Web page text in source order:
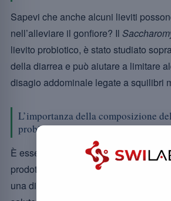
Sapevi che anche alcuni lieviti
nell’alleviare il gonfiore? Il
lievito probiotico, è stato studiato
della diarrea e può aiutare a limitare
disagio addominale legate a squilibri
L’importanza della composizione
probiotico
È essenziale prestare attenzione alla
prodotti probiotici che scegli. Prediligi
una diversità di ceppi per ottimizzarne